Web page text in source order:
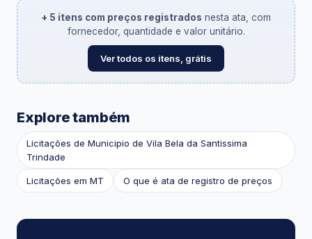
+ 5 itens com preços registrados nesta ata, com
fornecedor, quantidade e valor unitário.
Ver todos os itens, grátis
Explore também
Licitações de Municipio de Vila Bela da Santissima
Trindade
Licitações em MT O que é ata de registro de preços